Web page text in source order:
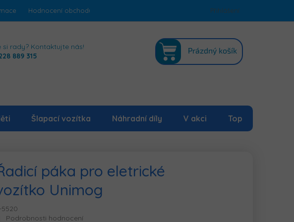
Hodnocení obchodu Podmínky ochrany osobních údajů Mapa serveru
Přihlášení
si rady? Kontaktujte nás!
889 315
KOŠÍK
Prázdný košík
Šlapací vozítka Náhradní díly V akci Top
páka pro eletrické
Unimog
5520
Průměrné
Podrobnosti hodnocení